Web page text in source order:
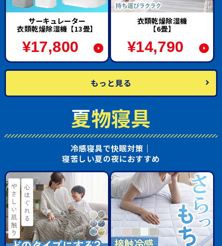
サーキュレーター
衣類乾燥除湿機【13畳】
¥17,800
衣類乾燥除湿機
【6畳】
¥14,790
もっと見る
夏物寝具
冷感寝具で快眠対策｜
寝苦しい夏の夜におすすめ